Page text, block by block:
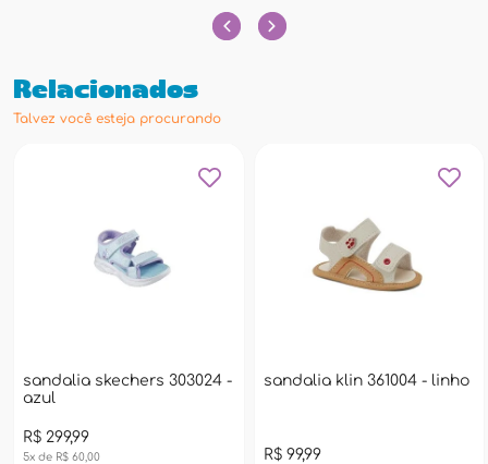
Relacionados
Talvez você esteja procurando
sandalia skechers 303024 -
azul
R$ 299,99
5x de R$ 60,00
sandalia klin 361004 - linho
R$ 99,99